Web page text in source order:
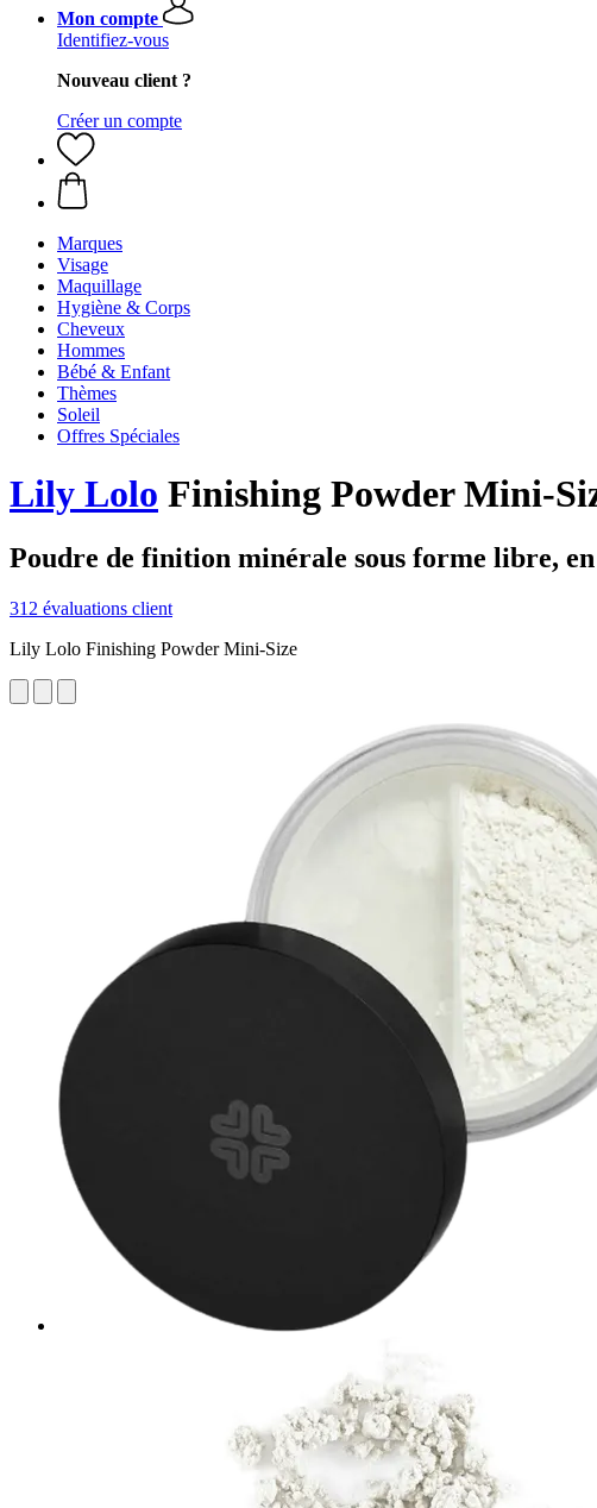
Mon compte
Identifiez-vous
Nouveau client ?
Créer un compte
Marques
Visage
Maquillage
Hygiène & Corps
Cheveux
Hommes
Bébé & Enfant
Thèmes
Soleil
Offres Spéciales
Lily Lolo Finishing Powder Mini-
Poudre de finition minérale sous forme libre,
312 évaluations client
Lily Lolo Finishing Powder Mini-Size